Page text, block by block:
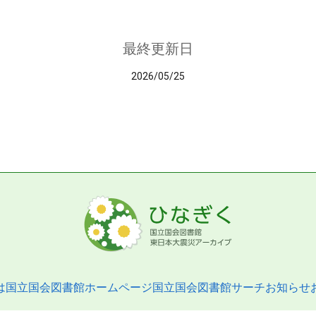
最終更新日
2026/05/25
国立国会図書館ホームページ国立国会図書館サーチお知らせ